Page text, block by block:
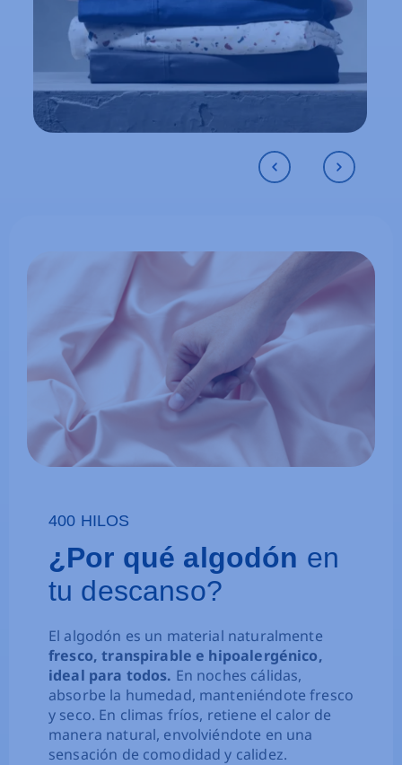
400 HILOS
¿Por qué algodón en
tu descanso?
El algodón es un material naturalmente
fresco, transpirable e hipoalergénico,
ideal para todos. En noches cálidas,
absorbe la humedad, manteniéndote fresco
y seco. En climas fríos, retiene el calor de
manera natural, envolviéndote en una
sensación de comodidad y calidez.